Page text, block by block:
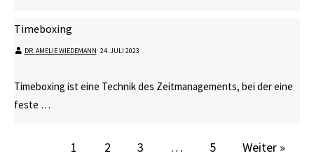
Timeboxing
DR. AMELIE WIEDEMANN⋅ 24. JULI 2023
Timeboxing ist eine Technik des Zeitmanagements, bei der eine
feste …
1 2 3 … 5 Weiter »